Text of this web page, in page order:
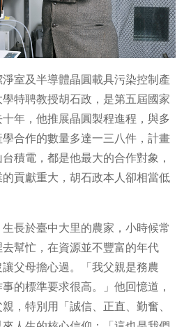
室及半導體晶圓載具污染控制產
特聘教授胡石政，是第五屆國家
年，他推展晶圓製程進程，與多
合作的數量多達一三八件，計畫
積電，都是他最大的合作對象，
貢獻重大，胡石政本人卻相當低
長於臺中大里的農家，小時候常
幫忙，在資源並不豐富的年代
父母擔心過。「我父親是務農
的標準要求很高。」他回憶道，
，特別用「誠信、正直、勤奮、